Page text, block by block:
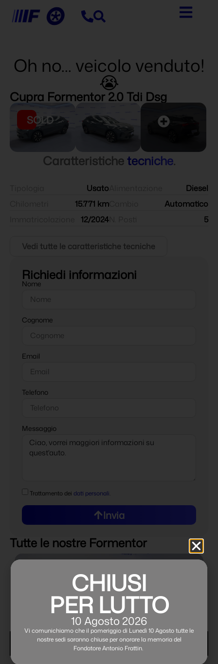
Oh no... veicolo venduto!
😭
Cupra Formentor 2.0 Tdi Dsg
SOLD
Caratteristichetecniche.
Usato
15.771 km
12/2024
Diesel
Automatico
5
Vedi tutte le caratteristiche tecniche
Richiedi informazioni
Nome
Cognome
Email
Telefono
Messaggio
Trattamento dei dati personali.
Invia
Tutte le nostre Formentor
CHIUSI
PER LUTTO
10 Agosto 2026
Vi comunichiamo che il pomeriggio di Lunedì 10 Agosto tutte le
nostre sedi saranno chiuse per onorare la memoria del
Fondatore Antonio Frattin.